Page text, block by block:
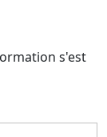
s'est